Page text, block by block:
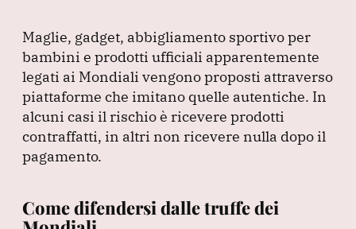
Maglie, gadget, abbigliamento sportivo per
bambini e prodotti ufficiali apparentemente
legati ai Mondiali vengono proposti attraverso
piattaforme che imitano quelle autentiche. In
alcuni casi il rischio è ricevere prodotti
contraffatti, in altri non ricevere nulla dopo il
pagamento.
Come difendersi dalle truffe dei